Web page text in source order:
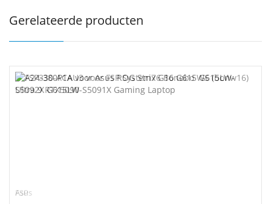
Gerelateerde producten
FSP
Asus